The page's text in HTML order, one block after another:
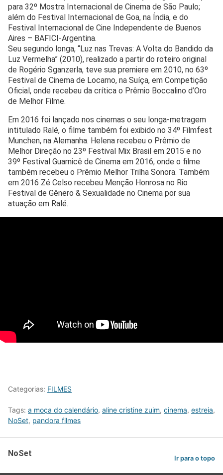
para 32º Mostra Internacional de Cinema de São Paulo;
além do Festival Internacional de Goa, na Índia, e do
Festival Internacional de Cine Independente de Buenos
Aires – BAFICI-Argentina.
Seu segundo longa, “Luz nas Trevas: A Volta do Bandido da
Luz Vermelha” (2010), realizado a partir do roteiro original
de Rogério Sganzerla, teve sua premiere em 2010, no 63º
Festival de Cinema de Locarno, na Suíça, em Competição
Oficial, onde recebeu da crítica o Prêmio Boccalino d’Oro
de Melhor Filme.
Em 2016 foi lançado nos cinemas o seu longa-metragem
intitulado Ralé, o filme também foi exibido no 34º Filmfest
Munchen, na Alemanha. Helena recebeu o Prêmio de
Melhor Direção no 23º Festival Mix Brasil em 2015 e no
39º Festival Guarnicê de Cinema em 2016, onde o filme
também recebeu o Prêmio Melhor Trilha Sonora. Também
em 2016 Zé Celso recebeu Menção Honrosa no Rio
Festival de Gênero & Sexualidade no Cinema por sua
atuação em Ralé.
Categorias: FILMES
Tags: a moça do calendário, aline cristine zuim, cinema, estreia,
NoSet, pandora filmes
NoSet
Ir para o topo